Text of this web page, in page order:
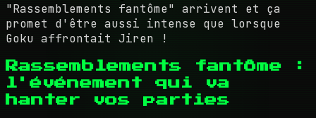
"Rassemblements fantôme" arrivent et ça
promet d'être aussi intense que lorsque
Goku affrontait Jiren !
Rassemblements fantôme :
l'événement qui va
hanter vos parties